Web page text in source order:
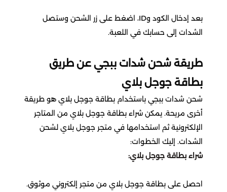
تقسيط يلا فزعة
Crystal of Atlan
Dragonheir Silent Gods
State of Survival: Zombie War
Destiny Rising
Guns of Glory
City of Crime: Gang Wars
لوفيرا
باث اند بدي وركس
الحماية المتطورة
كوبوني
بعد إدخال الكود وID، اضغط على زر الشحن وستصل
الشدات إلى حسابك في اللعبة.
طريقة شحن شدات ببجي عن طريق
بطاقة جوجل بلاي
شحن شدات ببجي باستخدام بطاقة جوجل بلاي هو طريقة
أخرى مريحة. يمكن شراء بطاقة جوجل بلاي من المتاجر
الإلكترونية ثم استخدامها في متجر جوجل بلاي لشحن
الشدات. إليك الخطوات:
شراء بطاقة جوجل بلاي:
احصل على بطاقة جوجل بلاي من متجر إلكتروني موثوق.